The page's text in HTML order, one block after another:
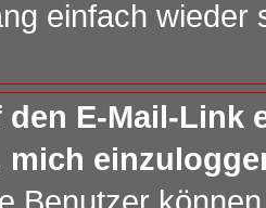
einfach wieder
den E-Mail-Link
mich